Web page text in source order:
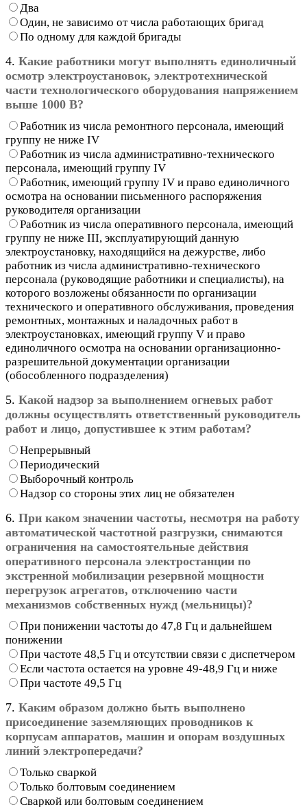
Два
Один, не зависимо от числа работающих бригад
По одному для каждой бригады
4. Какие работники могут выполнять единоличный
осмотр электроустановок, электротехнической
части технологического оборудования напряжением
выше 1000 В?
Работник из числа ремонтного персонала, имеющий
группу не ниже IV
Работник из числа административно-технического
персонала, имеющий группу IV
Работник, имеющий группу IV и право единоличного
осмотра на основании письменного распоряжения
руководителя организации
Работник из числа оперативного персонала, имеющий
группу не ниже III, эксплуатирующий данную
электроустановку, находящийся на дежурстве, либо
работник из числа административно-технического
персонала (руководящие работники и специалисты), на
которого возложены обязанности по организации
технического и оперативного обслуживания, проведения
ремонтных, монтажных и наладочных работ в
электроустановках, имеющий группу V и право
единоличного осмотра на основании организационно-
разрешительной документации организации
(обособленного подразделения)
5. Какой надзор за выполнением огневых работ
должны осуществлять ответственный руководитель
работ и лицо, допустившее к этим работам?
Непрерывный
Периодический
Выборочный контроль
Надзор со стороны этих лиц не обязателен
6. При каком значении частоты, несмотря на работу
автоматической частотной разгрузки, снимаются
ограничения на самостоятельные действия
оперативного персонала электростанции по
экстренной мобилизации резервной мощности
перегрузок агрегатов, отключению части
механизмов собственных нужд (мельницы)?
При понижении частоты до 47,8 Гц и дальнейшем
понижении
При частоте 48,5 Гц и отсутствии связи с диспетчером
Если частота остается на уровне 49-48,9 Гц и ниже
При частоте 49,5 Гц
7. Каким образом должно быть выполнено
присоединение заземляющих проводников к
корпусам аппаратов, машин и опорам воздушных
линий электропередачи?
Только сваркой
Только болтовым соединением
Сваркой или болтовым соединением